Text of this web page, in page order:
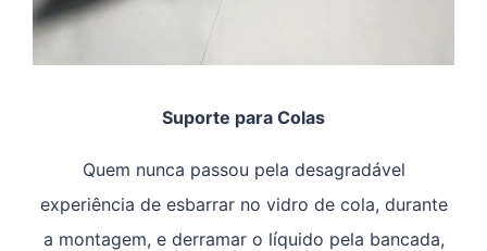
Suporte para Colas
Quem nunca passou pela desagradável
experiência de esbarrar no vidro de cola, durante
a montagem, e derramar o líquido pela bancada,